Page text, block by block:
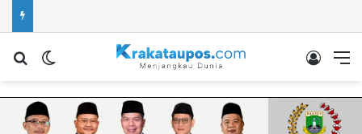
Cari berita...Switch skin Log In